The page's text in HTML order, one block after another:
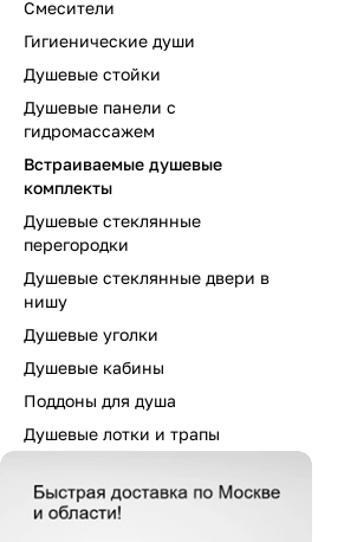
Смесители
Гигиенические души
Душевые стойки
Душевые панели с
гидромассажем
Встраиваемые душевые
комплекты
Душевые стеклянные
перегородки
Душевые стеклянные двери в
нишу
Душевые уголки
Душевые кабины
Поддоны для душа
Душевые лотки и трапы